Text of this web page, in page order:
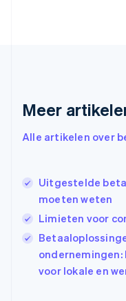
Meer
Alle artikelen over
Uitgestelde
moeten weten
Limieten voor
voor lokale en
English
English
Ierland
English
English
Italië
Italiano English
日本語English